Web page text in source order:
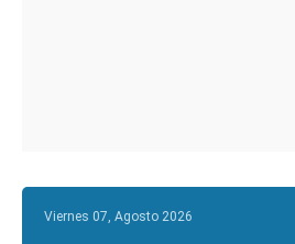
Viernes 07, Agosto 2026